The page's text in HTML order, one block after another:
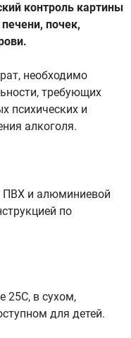
контроль картины
почек,
необходимо
требующих
психических и
алкоголя.
ПВХ и алюминиевой
по
25С, в сухом,
для детей.